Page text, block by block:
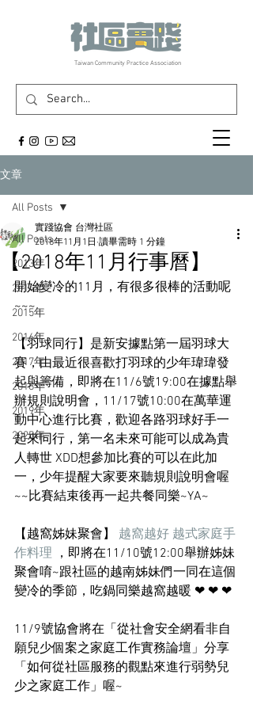
​Taiwan Community Practice Association
文章
All Posts
2013年
2014年
2015年
2016年
2017年
2018年
2019年
2025年
All Posts
【2018年11月行事曆】
實踐協會 台灣社區
2018年11月1日 讀畢需時 1 分鐘
開始變冷的11月，有很多很棒的活動呢
~~~
【羽球同行】是新安據點第一屆羽球大
賽，由最近很喜歡打羽球的少年瑋瑋發
起與籌備，即將在11/6號19:00在據點舉
辦規則說明會，11/17號10:00在萬華運
動中心進行比賽，歡迎各路羽球好手一
起來同行，第一名未來可能可以成為貴
人轉世 XDD想參加比賽的可以在此加
一，少年提醒大家要來聽規則說明會喔
~~比賽結束後再一起共餐同樂~YA~
【越窩姊妹聚會】 越窩越好 越式家庭手
作料理 ，即將在11/10號12:00舉辦姊妹
聚會唷~跟社區的越南姊妹們一同在這個
變冷的季節，吃鍋同樂越窩越暖 ❤ ❤ ❤
11/9號協會將在「從社會安全網看非自
願兒少個案之家庭工作實務論壇」分享
「如何從社區服務的觀點來進行弱勢兒
少之家庭工作」喔~